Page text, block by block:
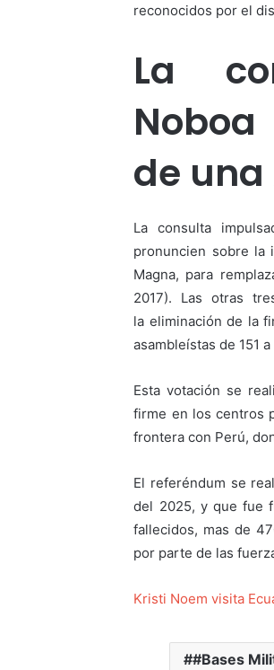
reconocidos por el
La
de
La consulta
pronuncien sobre la
Magna, para
2017). Las otras
la eliminación de la
asambleístas de 151 a
Esta votación se
firme en los centros
frontera con Perú,
El referéndum se
del 2025, y que fue
fallecidos, mas de
por parte de las
Kristi Noem visita
#Bases